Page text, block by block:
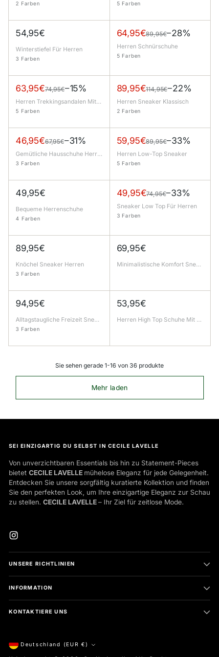
2 Farben 5 Farben
Winterstiefel Für Herren
54,95€
3 Farben
VERKAUF
Herren Schnürschuhe
Regulärer Preis
89,95€
64,95€ −28%
5 Farben
VERKAUF
Herren Trekkingsandalen Mit Klettverschluss Für Outdoor
Regulärer Preis
74,95€
63,95€ −15%
5 Farben
VERKAUF
Herren Sneaker Klassisch
Regulärer Preis
114,95€
89,95€ −22%
2 Farben
VERKAUF
Gemütliche Hausschuhe Herren
Regulärer Preis
67,95€
46,95€ −31%
3 Farben
VERKAUF
Herren Low-Top Sneaker
Regulärer Preis
89,95€
59,95€ −33%
5 Farben
Bequeme Herrenschuhe
49,95€
4 Farben
VERKAUF
Sneaker Low Top Für Herren
Regulärer Preis
74,95€
49,95€ −33%
3 Farben
Knöchel Sneaker Herren
89,95€
3 Farben
Minimalistische Komfort Sneaker
69,95€
Alltagstaugliche Freizeit Sneaker
94,95€
3 Farben
Herren High Top Schuhe Mit Reißverschluss Und Schnürung
53,95€
Sie sehen gerade 1-16 von 36 produkte
Mehr laden
SEI EINZIGARTIG DU SELBST IN CECILE LAVELLE
Von unverzichtbaren Essentials bis hin zu Statement-Pieces
bietet CECILE LAVELLE mühelose Eleganz für jede Gelegenheit.
Entdecken Sie unsere sorgfältig kuratierte Kollektion und finden
Sie den perfekten Look, um Ihre einzigartige Eleganz zur Schau
zu stellen. CECILE LAVELLE– Ihr Ziel für zeitlose Mode.
UNSERE RICHTLINIEN
INFORMATION
KONTAKTIERE UNS
Währung Deutschland (EUR €)